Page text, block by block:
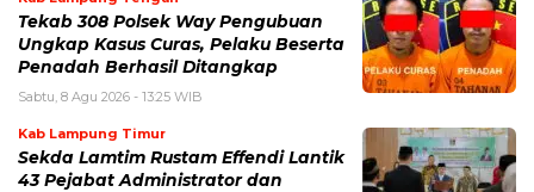
Tekab 308 Polsek Way Pengubuan
Ungkap Kasus Curas, Pelaku Beserta
Penadah Berhasil Ditangkap
Sabtu, 8 Agu 2026 - 13:25 WIB
Kab Lampung Timur
Sekda Lamtim Rustam Effendi Lantik
43 Pejabat Administrator dan